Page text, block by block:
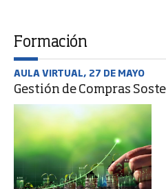
Formación
AULA VIRTUAL, 27 DE MAYO
Gestión de Compras